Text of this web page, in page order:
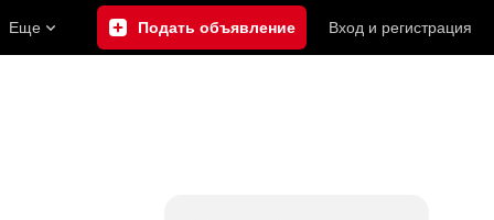
Еще Подать объявление Вход и регистрация